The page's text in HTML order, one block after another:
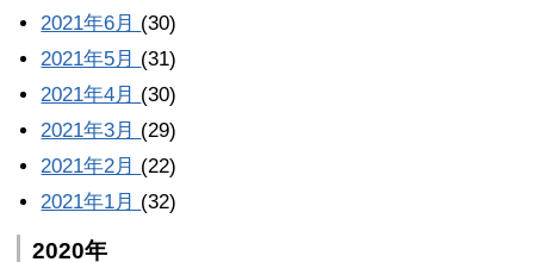
2021年6月 (30)
2021年5月 (31)
2021年4月 (30)
2021年3月 (29)
2021年2月 (22)
2021年1月 (32)
2020年